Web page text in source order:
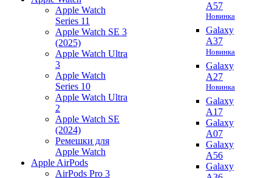
Apple Watch
Series 11
Apple Watch SE 3
(2025)
Apple Watch Ultra
3
Apple Watch
Series 10
Apple Watch Ultra
2
Apple Watch SE
(2024)
Ремешки для
Apple Watch
Apple AirPods
AirPods Pro 3
A57
Новинка
Galaxy
A37
Новинка
Galaxy
A27
Новинка
Galaxy
A17
Galaxy
A07
Galaxy
A56
Galaxy